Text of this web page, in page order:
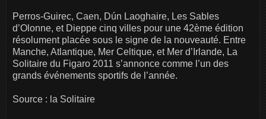
Perros-Guirec, Caen, Dún Laoghaire, Les Sables
d’Olonne, et Dieppe cinq villes pour une 42ème édition
résolument placée sous le signe de la nouveauté. Entre
Manche, Atlantique, Mer Celtique, et Mer d’Irlande, La
Solitaire du Figaro 2011 s’annonce comme l’un des
grands événements sportifs de l’année.
Source : la Solitaire